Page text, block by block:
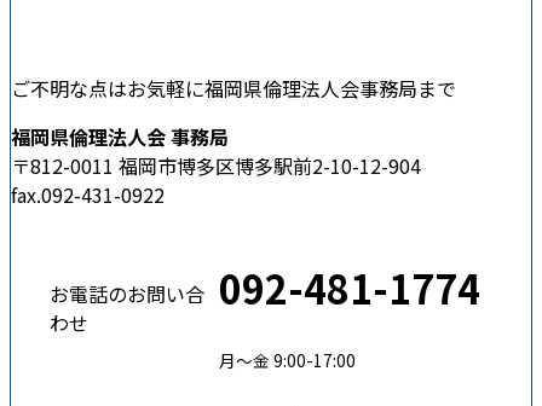
ご不明な点はお気軽に福岡県倫理法人会事務局まで
福岡県倫理法人会 事務局
〒812-0011 福岡市博多区博多駅前2-10-12-904
fax.092-431-0922
お電話のお問い合
わせ
092-481-1774
月〜金 9:00-17:00